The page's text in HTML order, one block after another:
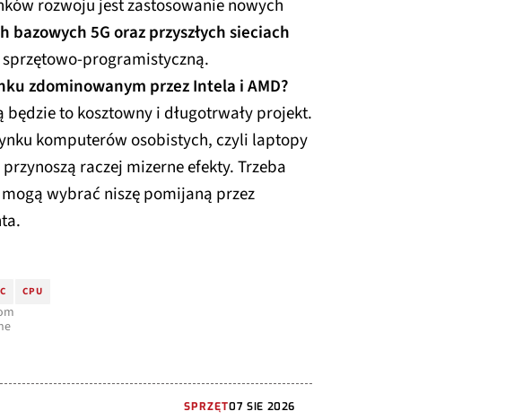
rozwoju jest zastosowanie nowych
bazowych 5G oraz przyszłych sieciach
programistyczną.
zdominowanym przez Intela i AMD?
będzie to kosztowny i długotrwały projekt.
komputerów osobistych, czyli laptopy
raczej mizerne efekty. Trzeba
wybrać niszę pomijaną przez
CPU
SPRZĘT07 SIE 2026